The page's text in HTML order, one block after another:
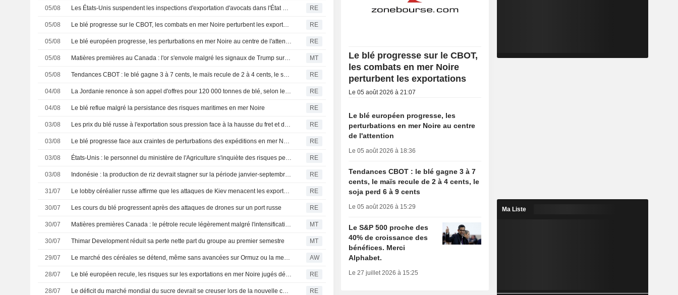
05/08 Les États-Unis suspendent les inspections d'exportation d'avocats dans l'État mexicain du Michoacán pour des raisons de sécurité RE
05/08 Le blé progresse sur le CBOT, les combats en mer Noire perturbent les exportations RE
05/08 Le blé européen progresse, les perturbations en mer Noire au centre de l'attention RE
05/08 Matières premières au Canada : l'or s'envole malgré les signaux de Trump sur un accord dans le détroit d'Ormuz ; le pétrole évolue en ordre dispersé MT
05/08 Tendances CBOT : le blé gagne 3 à 7 cents, le maïs recule de 2 à 4 cents, le soja perd 6 à 9 cents RE
04/08 La Jordanie renonce à son appel d'offres pour 120 000 tonnes de blé, selon les négociants RE
04/08 Le blé reflue malgré la persistance des risques maritimes en mer Noire RE
03/08 Les prix du blé russe à l'exportation sous pression face à la hausse du fret et des assurances, selon les analystes RE
03/08 Le blé progresse face aux craintes de perturbations des expéditions en mer Noire RE
03/08 États-Unis : le personnel du ministère de l'Agriculture s'inquiète des risques pesant sur le commerce, la recherche et l'aide alimentaire après une réorganisation RE
03/08 Indonésie : la production de riz devrait stagner sur la période janvier-septembre par rapport à l'an dernier RE
31/07 Le lobby céréalier russe affirme que les attaques de Kiev menacent les exportations en mer Noire et la sécurité alimentaire mondiale RE
30/07 Les cours du blé progressent après des attaques de drones sur un port russe RE
30/07 Matières premières Canada : le pétrole recule légèrement malgré l'intensification du conflit au Moyen-Orient MT
30/07 Thimar Development réduit sa perte nette part du groupe au premier semestre MT
29/07 Le marché des céréales se détend, même sans avancées sur Ormuz ou la mer Noire AW
28/07 Le blé européen recule, les risques sur les exportations en mer Noire jugés déjà intégrés RE
28/07 Le déficit du marché mondial du sucre devrait se creuser lors de la nouvelle campagne, selon un courtier RE
Le blé progresse sur le CBOT,
les combats en mer Noire
perturbent les exportations
Le 05 août 2026 à 21:07
Le blé européen progresse, les
perturbations en mer Noire au centre
de l'attention
Le 05 août 2026 à 18:36
Tendances CBOT : le blé gagne 3 à 7
cents, le maïs recule de 2 à 4 cents, le
soja perd 6 à 9 cents
Le 05 août 2026 à 15:29
Le S&P 500 proche des
40% de croissance des
bénéfices. Merci
Alphabet.
Le 27 juillet 2026 à 15:25
Ma Liste